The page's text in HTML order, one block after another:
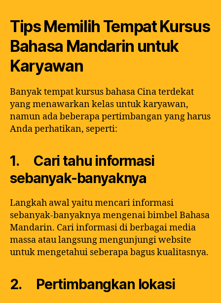
Tips Memilih Tempat Kursus
Bahasa Mandarin untuk
Karyawan
Banyak tempat kursus bahasa Cina terdekat
yang menawarkan kelas untuk karyawan,
namun ada beberapa pertimbangan yang harus
Anda perhatikan, seperti:
1. Cari tahu informasi
sebanyak-banyaknya
Langkah awal yaitu mencari informasi
sebanyak-banyaknya mengenai bimbel Bahasa
Mandarin. Cari informasi di berbagai media
massa atau langsung mengunjungi website
untuk mengetahui seberapa bagus kualitasnya.
2. Pertimbangkan lokasi